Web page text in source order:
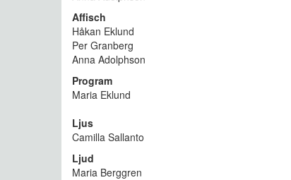
Affisch
Håkan Eklund
Per Granberg
Anna Adolphson
Program
Maria Eklund
Ljus
Camilla Sallanto
Ljud
Maria Berggren